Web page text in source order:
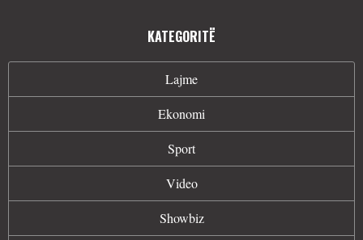
KATEGORITË
Lajme
Ekonomi
Sport
Video
Showbiz